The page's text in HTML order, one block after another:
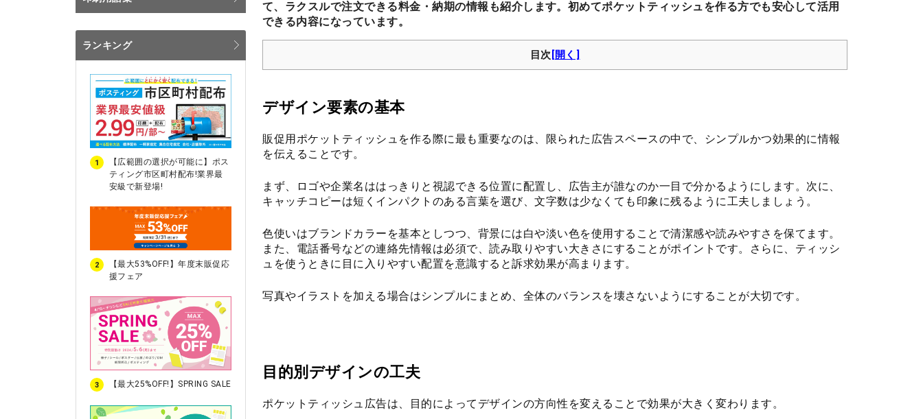
ランキング
1
【広範囲の選択が可能に】ポス
ティング市区町村配布!業界最
安級で新登場!
2
【最大53%OFF!】年度末販促応
援フェア
3 【最大25%OFF!】SPRING SALE
て、ラクスルで注文できる料金・納期の情報も紹介します。初めてポケットティッシュを作る方でも安心して活用
できる内容になっています。
目次
デザイン要素の基本
販促用ポケットティッシュを作る際に最も重要なのは、限られた広告スペースの中で、シンプルかつ効果的に情報
を伝えることです。
まず、ロゴや企業名ははっきりと視認できる位置に配置し、広告主が誰なのか一目で分かるようにします。次に、
キャッチコピーは短くインパクトのある言葉を選び、文字数は少なくても印象に残るように工夫しましょう。
色使いはブランドカラーを基本としつつ、背景には白や淡い色を使用することで清潔感や読みやすさを保てます。
また、電話番号などの連絡先情報は必須で、読み取りやすい大きさにすることがポイントです。さらに、ティッシ
ュを使うときに目に入りやすい配置を意識すると訴求効果が高まります。
写真やイラストを加える場合はシンプルにまとめ、全体のバランスを壊さないようにすることが大切です。
目的別デザインの工夫
ポケットティッシュ広告は、目的によってデザインの方向性を変えることで効果が大きく変わります。